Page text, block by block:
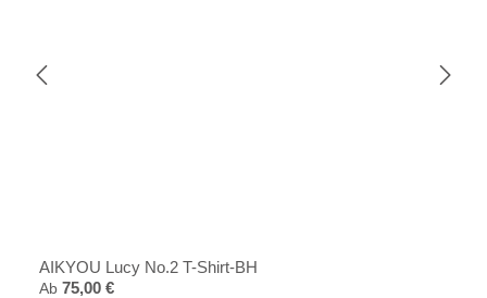
AIKYOU Lucy No.2 T-Shirt-BH
Regulärer Preis:
Ab 75,00 €